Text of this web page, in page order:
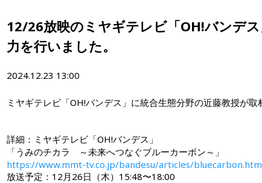
12/26放映のミヤギテレビ「OH!バンデ
力を行いました。
2024.12.23 13:00
ミヤギテレビ「OH!バンデス」に統合生態分野の近藤教授が取
詳細：ミヤギテレビ「OH!バンデス」
「うみのチカラ ～未来へつなぐブルーカーボン～」
https://www.mmt-tv.co.jp/bandesu/articles/
放送予定：12月26日（木）15:48〜18:00